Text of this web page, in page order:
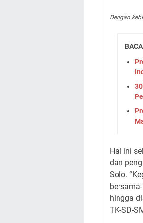
Dengan
Hal ini
dan
Solo.
hingga
TK-SD-